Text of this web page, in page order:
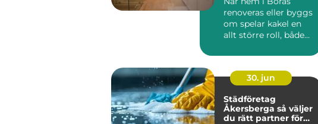
renoveras eller byggs
om spelar kakel en
allt större roll, både
30. jun
Städföretag
Åkersberga så väljer
du rätt partner för